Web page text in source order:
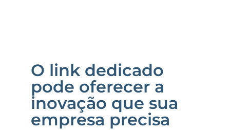
O link dedicado
pode oferecer a
inovação que sua
empresa precisa